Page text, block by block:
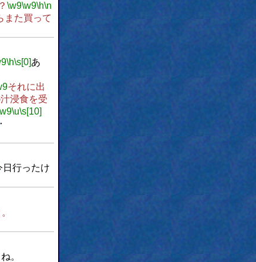
\w9\w9\h\n
また買って
\h\s[0]あ
それに出
浸食を受
\u\s[10]
日行ったけ
。